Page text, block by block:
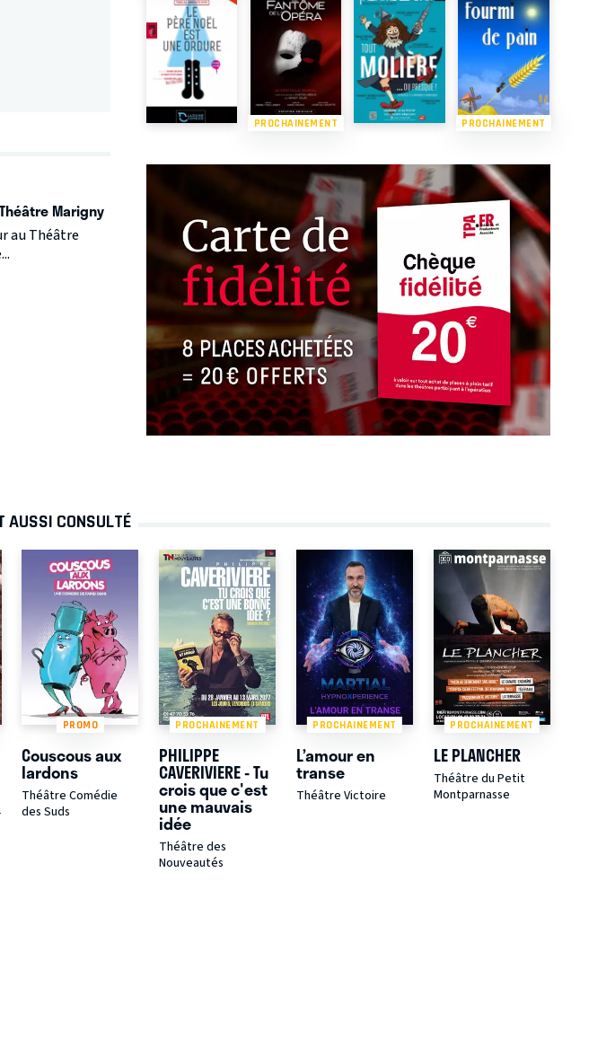
Marigny
au Théâtre
PROCHAINEMENT PROCHAINEMENT
AUSSI CONSULTÉ
PROMO
Couscous aux
lardons
Théâtre Comédie
des Suds
PROCHAINEMENT
PHILIPPE
CAVERIVIERE - Tu
crois que c'est
une mauvais
idée
Théâtre des
Nouveautés
PROCHAINEMENT
L’amour en
transe
Théâtre Victoire
PROCHAINEMENT
LE PLANCHER
Théâtre du Petit
Montparnasse